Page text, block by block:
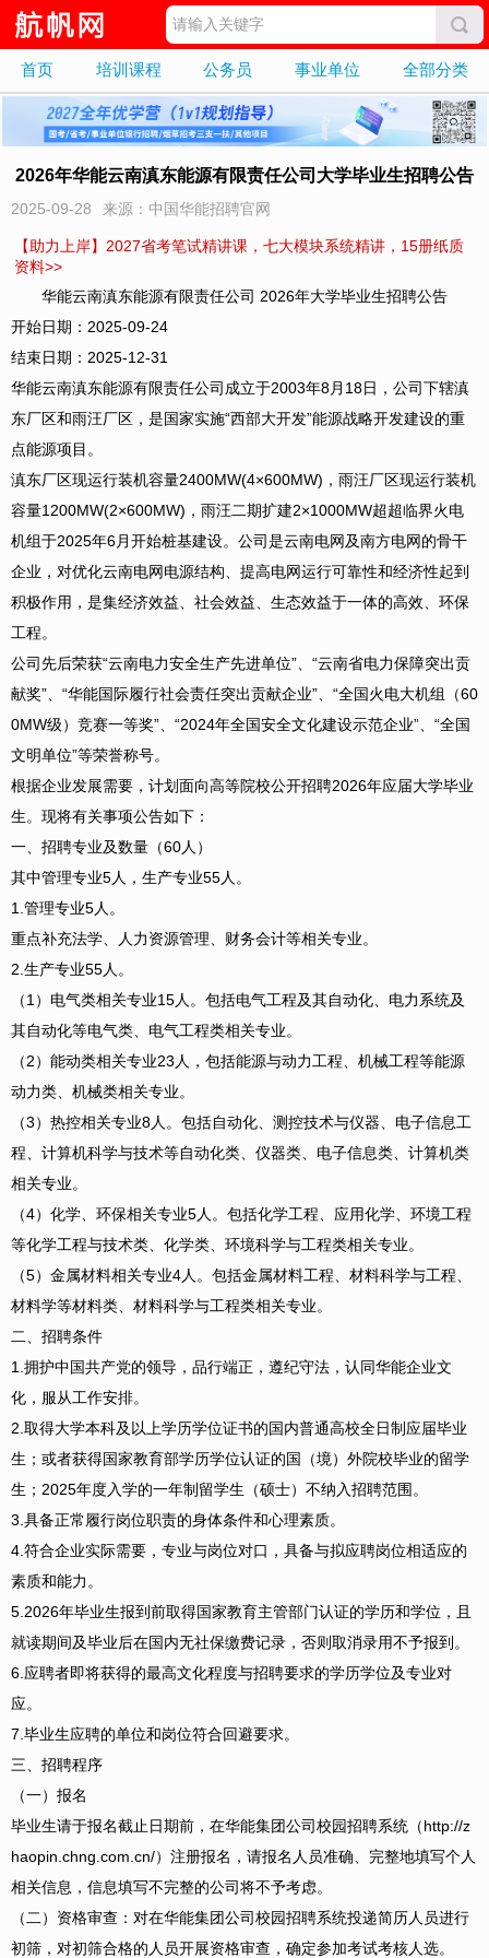
首页 培训课程 公务员 事业单位 全部分类
2026年华能云南滇东能源有限责任公司大学毕业生招聘公告
2025-09-28 来源：中国华能招聘官网
【助力上岸】2027省考笔试精讲课，七大模块系统精讲，15册纸质
资料>>
华能云南滇东能源有限责任公司 2026年大学毕业生招聘公告
开始日期：2025-09-24
结束日期：2025-12-31
华能云南滇东能源有限责任公司成立于2003年8月18日，公司下辖滇
东厂区和雨汪厂区，是国家实施“西部大开发”能源战略开发建设的重
点能源项目。
滇东厂区现运行装机容量2400MW(4×600MW)，雨汪厂区现运行装机
容量1200MW(2×600MW)，雨汪二期扩建2×1000MW超超临界火电
机组于2025年6月开始桩基建设。公司是云南电网及南方电网的骨干
企业，对优化云南电网电源结构、提高电网运行可靠性和经济性起到
积极作用，是集经济效益、社会效益、生态效益于一体的高效、环保
工程。
公司先后荣获“云南电力安全生产先进单位”、“云南省电力保障突出贡
献奖”、“华能国际履行社会责任突出贡献企业”、“全国火电大机组（60
0MW级）竞赛一等奖”、“2024年全国安全文化建设示范企业”、“全国
文明单位”等荣誉称号。
根据企业发展需要，计划面向高等院校公开招聘2026年应届大学毕业
生。现将有关事项公告如下：
一、招聘专业及数量（60人）
其中管理专业5人，生产专业55人。
1.管理专业5人。
重点补充法学、人力资源管理、财务会计等相关专业。
2.生产专业55人。
（1）电气类相关专业15人。包括电气工程及其自动化、电力系统及
其自动化等电气类、电气工程类相关专业。
（2）能动类相关专业23人，包括能源与动力工程、机械工程等能源
动力类、机械类相关专业。
（3）热控相关专业8人。包括自动化、测控技术与仪器、电子信息工
程、计算机科学与技术等自动化类、仪器类、电子信息类、计算机类
相关专业。
（4）化学、环保相关专业5人。包括化学工程、应用化学、环境工程
等化学工程与技术类、化学类、环境科学与工程类相关专业。
（5）金属材料相关专业4人。包括金属材料工程、材料科学与工程、
材料学等材料类、材料科学与工程类相关专业。
二、招聘条件
1.拥护中国共产党的领导，品行端正，遵纪守法，认同华能企业文
化，服从工作安排。
2.取得大学本科及以上学历学位证书的国内普通高校全日制应届毕业
生；或者获得国家教育部学历学位认证的国（境）外院校毕业的留学
生；2025年度入学的一年制留学生（硕士）不纳入招聘范围。
3.具备正常履行岗位职责的身体条件和心理素质。
4.符合企业实际需要，专业与岗位对口，具备与拟应聘岗位相适应的
素质和能力。
5.2026年毕业生报到前取得国家教育主管部门认证的学历和学位，且
就读期间及毕业后在国内无社保缴费记录，否则取消录用不予报到。
6.应聘者即将获得的最高文化程度与招聘要求的学历学位及专业对
应。
7.毕业生应聘的单位和岗位符合回避要求。
三、招聘程序
（一）报名
毕业生请于报名截止日期前，在华能集团公司校园招聘系统（http://z
haopin.chng.com.cn/）注册报名，请报名人员准确、完整地填写个人
相关信息，信息填写不完整的公司将不予考虑。
（二）资格审查：对在华能集团公司校园招聘系统投递简历人员进行
初筛，对初筛合格的人员开展资格审查，确定参加考试考核人选。